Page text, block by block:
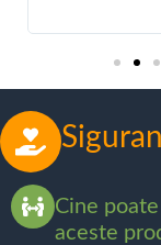
Cine
aceste